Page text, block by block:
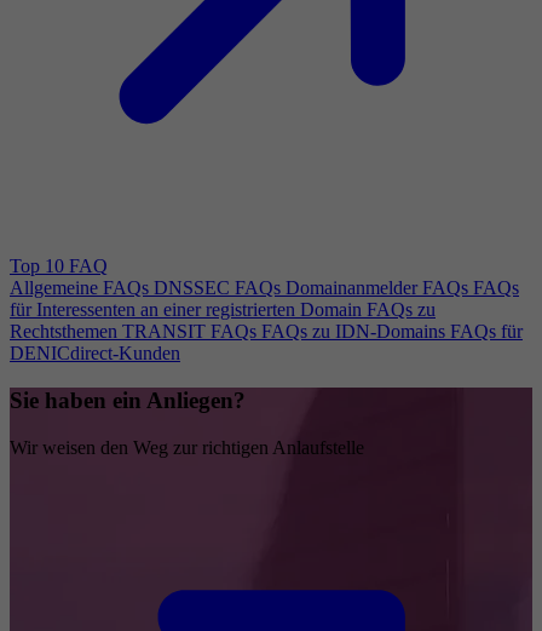
Top 10 FAQ
Allgemeine FAQs DNSSEC FAQs Domainanmelder FAQs FAQs
für Interessenten an einer registrierten Domain FAQs zu
Rechtsthemen TRANSIT FAQs FAQs zu IDN-Domains FAQs für
DENICdirect-Kunden
Sie haben ein Anliegen?
Wir weisen den Weg zur richtigen Anlaufstelle